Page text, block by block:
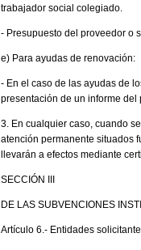
trabajador social colegiado.
- Presupuesto del proveedor o
e) Para ayudas de renovación:
- En el caso de las ayudas de
presentación de un informe
3. En cualquier caso, cuando
atención permanente situados
llevarán a efectos mediante
SECCIÓN III
DE LAS SUBVENCIONES
Artículo 6.- Entidades